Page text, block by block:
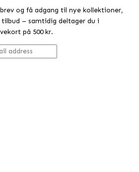
og få adgang til nye kollektioner,
– samtidig deltager du i
på 500 kr.